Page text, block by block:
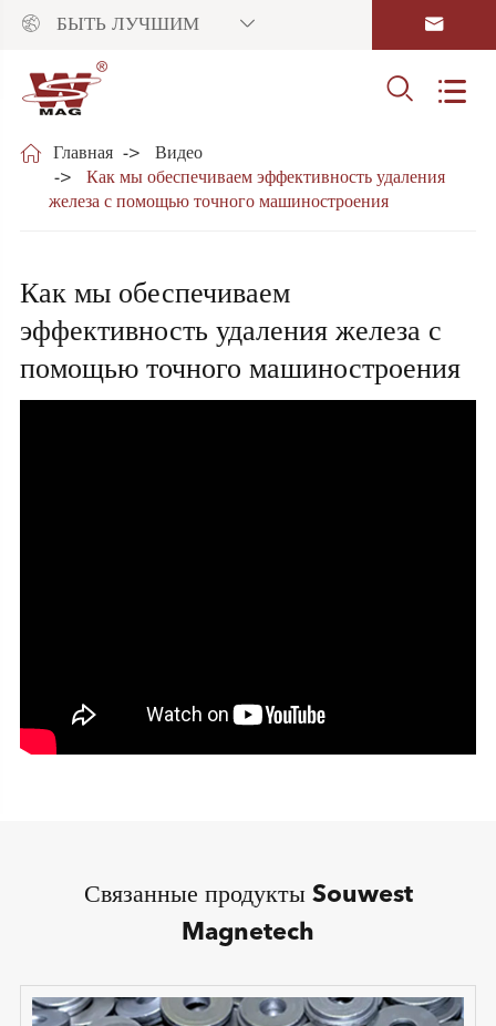
 БЫТЬ ЛУЧШИМ  
 
 Главная
Видео
Как мы обеспечиваем эффективность удаления
железа с помощью точного машиностроения
Как мы обеспечиваем
эффективность удаления железа с
помощью точного машиностроения
Связанные продукты Souwest
Magnetech